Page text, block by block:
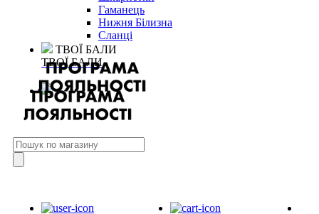
Гаманець
Нижня Білизна
Сланці
ТВОЇ БАЛИ
ТВОЇ БАЛИ